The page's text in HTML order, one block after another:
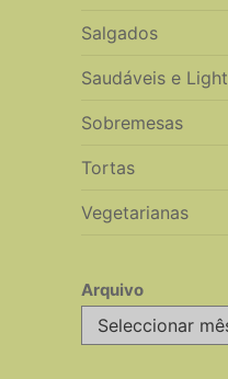
Salgados
Saudáveis e Light
Sobremesas
Tortas
Vegetarianas
Arquivo
Arquivo